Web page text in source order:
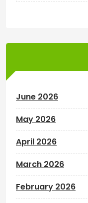
June 2026
May 2026
April 2026
March 2026
February 2026